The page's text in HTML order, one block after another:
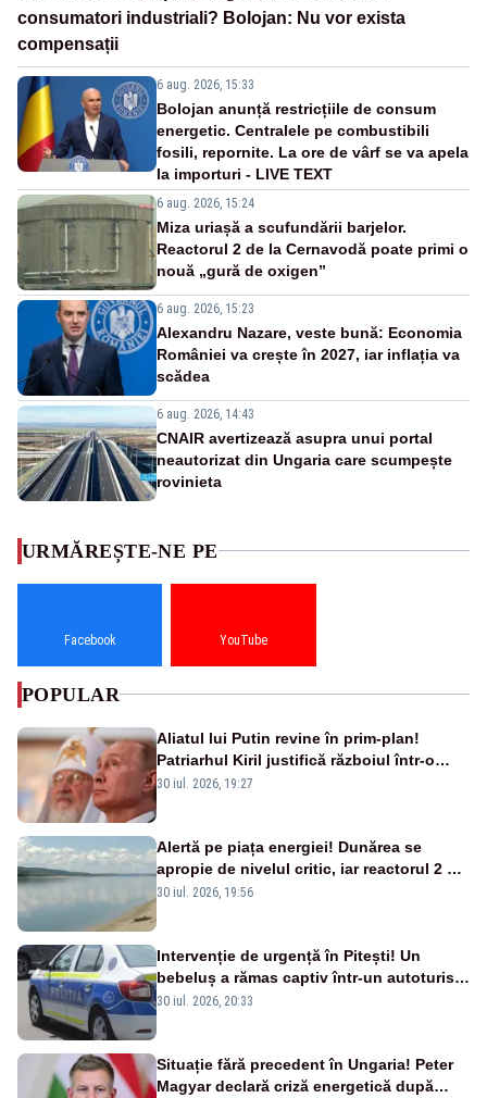
consumatori industriali? Bolojan: Nu vor exista
compensații
6 aug. 2026, 15:33
Bolojan anunță restricțiile de consum
energetic. Centralele pe combustibili
fosili, repornite. La ore de vârf se va apela
la importuri - LIVE TEXT
6 aug. 2026, 15:24
Miza uriașă a scufundării barjelor.
Reactorul 2 de la Cernavodă poate primi o
nouă „gură de oxigen”
6 aug. 2026, 15:23
Alexandru Nazare, veste bună: Economia
României va crește în 2027, iar inflația va
scădea
6 aug. 2026, 14:43
CNAIR avertizează asupra unui portal
neautorizat din Ungaria care scumpește
rovinieta
URMĂREȘTE-NE PE
Facebook YouTube
POPULAR
Aliatul lui Putin revine în prim-plan!
Patriarhul Kiril justifică războiul într-o
nouă carte
30 iul. 2026, 19:27
Alertă pe piața energiei! Dunărea se
apropie de nivelul critic, iar reactorul 2 de
la Cernavodă ar putea fi oprit
30 iul. 2026, 19:56
Intervenție de urgență în Pitești! Un
bebeluș a rămas captiv într-un autoturism
din cauza unei defecțiuni
30 iul. 2026, 20:33
Situație fără precedent în Ungaria! Peter
Magyar declară criză energetică după